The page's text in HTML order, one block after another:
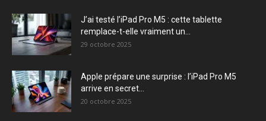
J’ai testé l’iPad Pro M5 : cette tablette
remplace-t-elle vraiment un...
29 octobre 2025
Apple prépare une surprise : l’iPad Pro M5
arrive en secret...
20 octobre 2025